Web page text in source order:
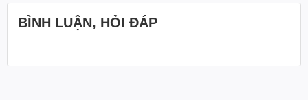
BÌNH LUẬN, HỎI ĐÁP